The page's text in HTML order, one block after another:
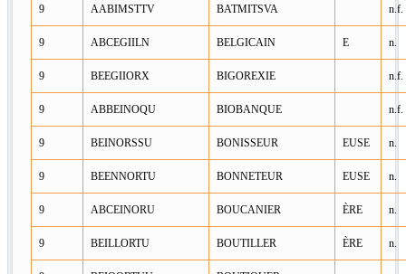
9 AABIMSTTV BATMITSVA n.f.
9 ABCEGIILN BELGICAIN E n.
9 BEEGIIORX BIGOREXIE n.f.
9 ABBEINOQU BIOBANQUE n.f.
9 BEINORSSU BONISSEUR EUSE n.
9 BEENNORTU BONNETEUR EUSE n.
9 ABCEINORU BOUCANIER ÈRE n.
9 BEILLORTU BOUTILLER ÈRE n.